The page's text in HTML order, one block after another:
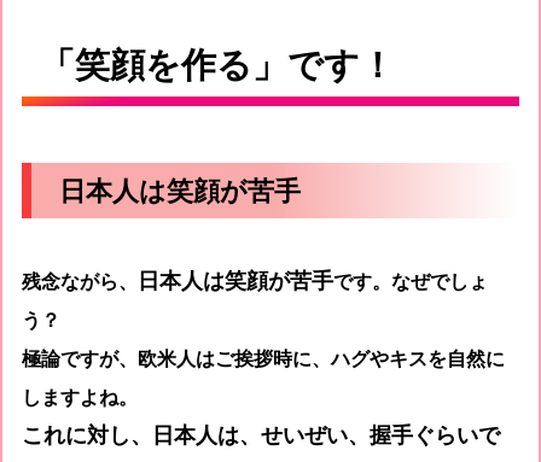
「笑顔を作る」です！
日本人は笑顔が苦手
残念ながら、 日本人は笑顔が苦手です。なぜでしょ
う？
極論ですが、欧米人はご挨拶時に、ハグやキスを自然に
しますよね。
これに対し、日本人は、せいぜい、握手ぐらいで